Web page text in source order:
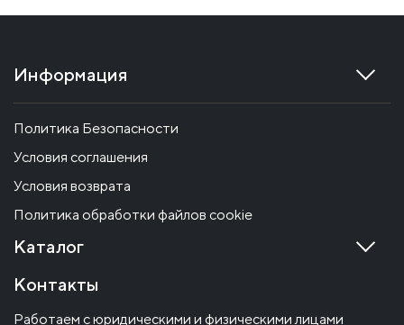
Информация
Политика Безопасности
Условия соглашения
Условия возврата
Политика обработки файлов cookie
Каталог
Контакты
Работаем с юридическими и физическими лицами